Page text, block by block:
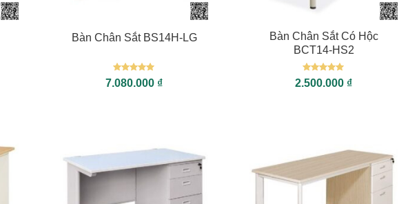
Bàn Chân Sắt BS14H-LG
Được xếp
hạng55
7.080.000 ₫
Bàn Chân Sắt Có Hộc
BCT14-HS2
Được xếp
hạng55
2.500.000 ₫